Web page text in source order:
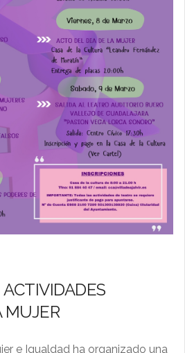
MUJER
e Igualdad ha organizado una